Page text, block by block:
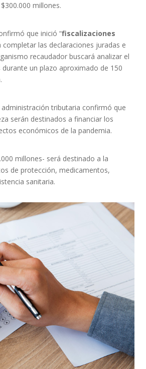
millones.
que inició “fiscalizaciones
las declaraciones juradas e
recaudador buscará analizar el
un plazo aproximado de 150
tributaria confirmó que
serán destinados a financiar los
económicos de la pandemia.
millones- será destinado a la
de protección, medicamentos,
sanitaria.